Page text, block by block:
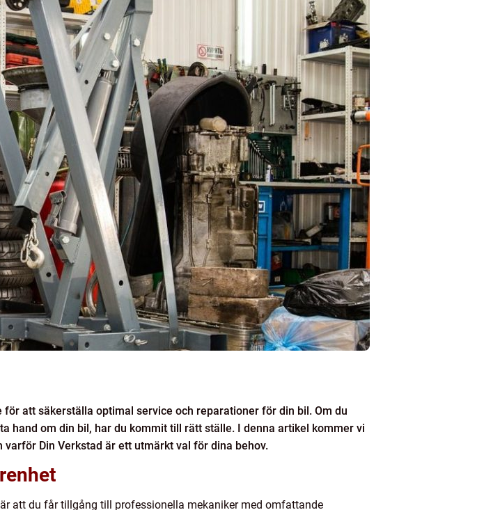
att säkerställa optimal service och reparationer för din bil. Om du
hand om din bil, har du kommit till rätt ställe. I denna artikel kommer vi
Din Verkstad är ett utmärkt val för dina behov.
är att du får tillgång till professionella mekaniker med omfattande